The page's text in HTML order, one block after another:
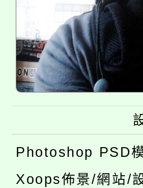
Photoshop PSD
Xoops佈景/網站/